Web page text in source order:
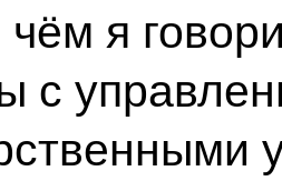
чём я
с